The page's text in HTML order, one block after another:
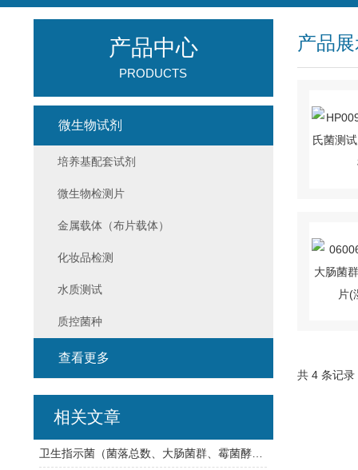
产品
共 4 条记
产品中心
PRODUCTS
微生物试剂
培养基配套试剂
微生物检测片
金属载体（布片载体）
化妆品检测
水质测试
质控菌种
查看更多
相关文章